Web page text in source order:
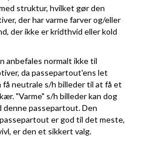
struktur, hvilket gør den
der har varme farver og/eller
der ikke er kridthvid eller kold
anbefales normalt ikke til
da passepartout'ens let
få neutrale s/h billeder til at få et
"Varme" s/h billeder kan dog
denne passepartout. Den
er god til det meste,
er den et sikkert valg.